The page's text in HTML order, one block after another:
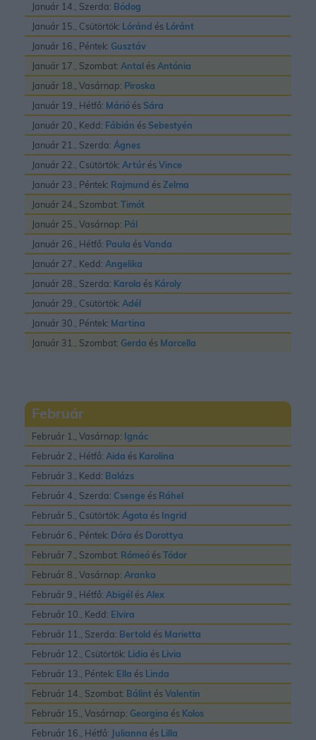
Január 14., Szerda: Bódog
Január 15., Csütörtök: Lóránd és Lóránt
Január 16., Péntek: Gusztáv
Január 17., Szombat: Antal ésAntónia
Január 18., Vasárnap: Piroska
Január 19., Hétfő: Márió és Sára
Január 20., Kedd: Fábián és Sebestyén
Január 21., Szerda: Ágnes
Január 22., Csütörtök: Artúr ésVince
Január 23., Péntek: Rajmund ésZelma
Január 24., Szombat: Timót
Január 25., Vasárnap: Pál
Január 26., Hétfő: Paula ésVanda
Január 27., Kedd: Angelika
Január 28., Szerda: Karola és Károly
Január 29., Csütörtök: Adél
Január 30., Péntek: Martina
Január 31., Szombat: Gerda és Marcella
Február
Február 1., Vasárnap: Ignác
Február 2., Hétfő: Aida és Karolina
Február 3., Kedd: Balázs
Február 4., Szerda: Csenge és Ráhel
Február 5., Csütörtök: Ágota és Ingrid
Február 6., Péntek: Dóra és Dorottya
Február 7., Szombat: Rómeó ésTódor
Február 8., Vasárnap: Aranka
Február 9., Hétfő: Abigél ésAlex
Február 10., Kedd: Elvira
Február 11., Szerda: Bertold és Marietta
Február 12., Csütörtök: Lidia és Livia
Február 13., Péntek: Ella és Linda
Február 14., Szombat: Bálint ésValentin
Február 15., Vasárnap: Georgina és Kolos
Február 16., Hétfő: Julianna és Lilla